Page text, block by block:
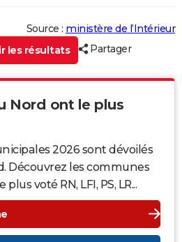
Source : ministère de l’Intérieur
les résultats
Partager
Nord ont le plus
2026 sont dévoilés
Découvrez les communes
voté RN, LFI, PS, LR...